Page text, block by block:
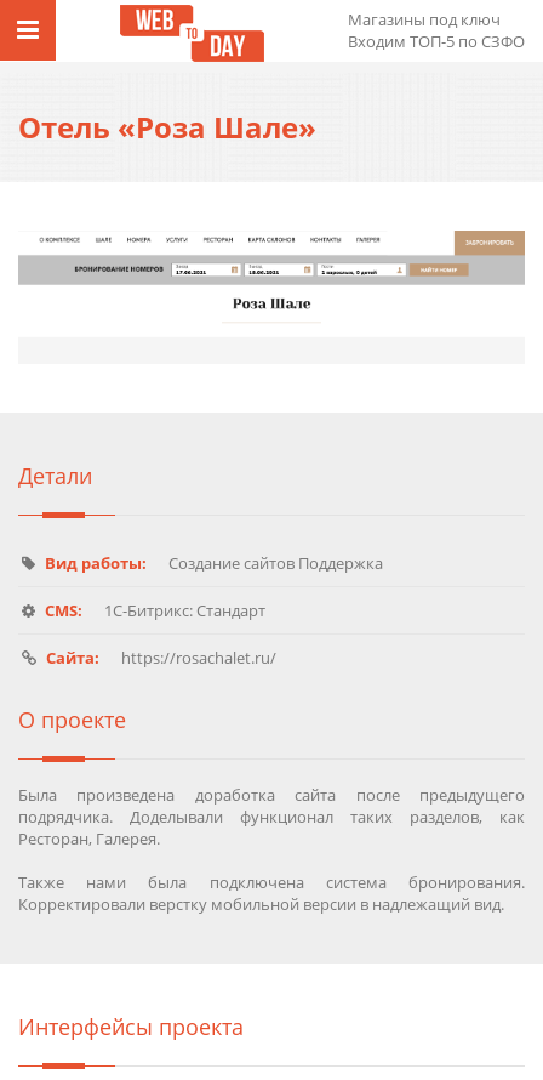
Магазины под ключ
Входим ТОП-5 по СЗФО
Отель «Роза Шале»
Детали
Вид работы: Создание сайтов Поддержка
CMS: 1C-Битрикс: Стандарт
Сайта: https://rosachalet.ru/
О проекте
Была произведена доработка сайта после предыдущего
подрядчика. Доделывали функционал таких разделов, как
Ресторан, Галерея.
Также нами была подключена система бронирования.
Корректировали верстку мобильной версии в надлежащий вид.
Интерфейсы проекта